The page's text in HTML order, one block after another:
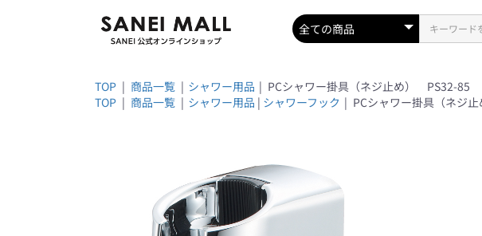
TOP | 商品一覧 | シャワー用品 | PCシャワー掛具（ネジ止め） PS32-85
TOP | 商品一覧 | シャワー用品 | シャワーフック | PCシャワー掛具（ネジ